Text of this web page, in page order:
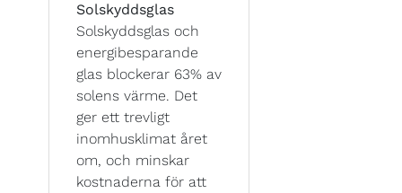
Solskyddsglas
Solskyddsglas och
energibesparande
glas blockerar 63% av
solens värme. Det
ger ett trevligt
inomhusklimat året
om, och minskar
kostnaderna för att